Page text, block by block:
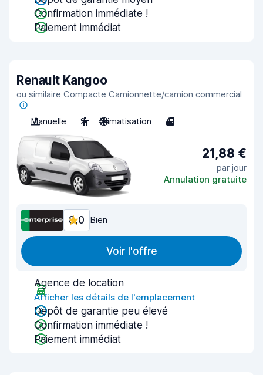
Confirmation immédiate !
Paiement immédiat
Renault Kangoo
ou similaire Compacte Camionnette/camion commercial
Manuelle 2 Climatisation 4
21,88 €
par jour
Annulation gratuite
8,0 Bien
Voir l'offre
Agence de location
Afficher les détails de l'emplacement
Dépôt de garantie peu élevé
Confirmation immédiate !
Paiement immédiat